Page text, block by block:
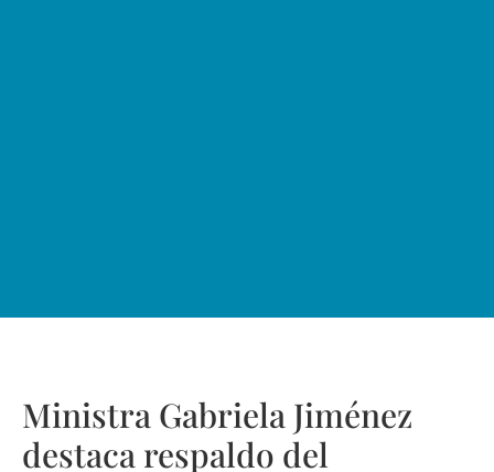
Ministra Gabriela Jiménez
destaca respaldo del